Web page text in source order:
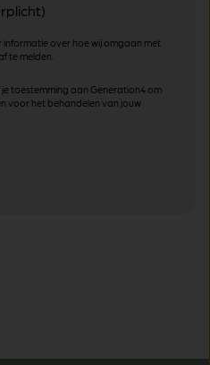
over hoe wij omgaan met
te melden.
toestemming aan Generation4 om
voor het behandelen van jouw